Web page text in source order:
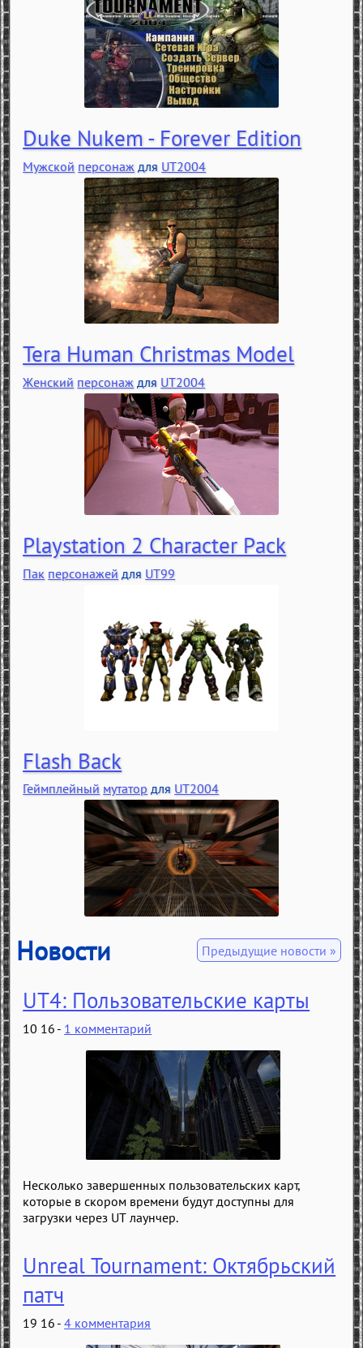
Duke Nukem - Forever Edition
Мужской персонаж для UT2004
Tera Human Christmas Model
Женский персонаж для UT2004
Playstation 2 Character Pack
Пак персонажей для UT99
Flash Back
Геймплейный мутатор для UT2004
Предыдущие новости »
Новости
UT4: Пользовательские карты
10 16 - 1 комментарий
Несколько завершенных пользовательских карт,
которые в скором времени будут доступны для
загрузки через UT лаунчер.
Unreal Tournament: Октябрьский
патч
19 16 -4 комментария